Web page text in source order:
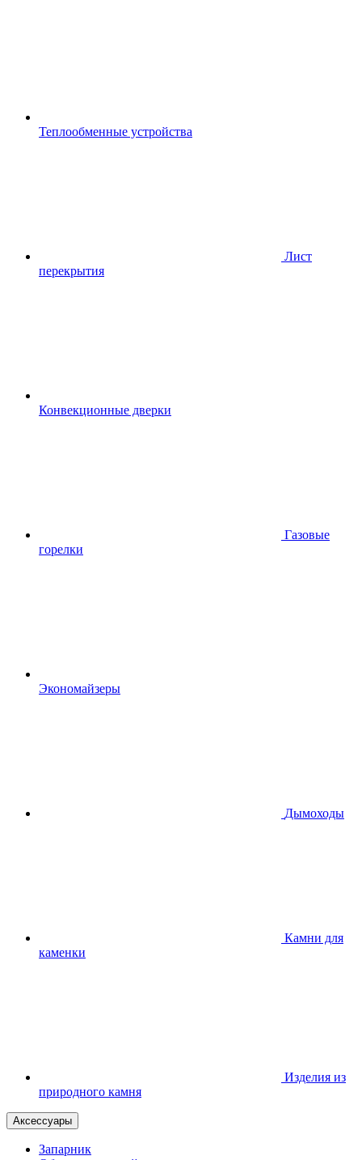
Теплообменные устройства
Лист
перекрытия
Конвекционные дверки
Газовые
горелки
Экономайзеры
Дымоходы
Камни для
каменки
Изделия из
природного камня
Аксессуары
Запарник